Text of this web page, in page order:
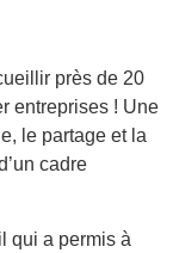
près de 20
entreprises ! Une
le partage et la
cadre
qui a permis à